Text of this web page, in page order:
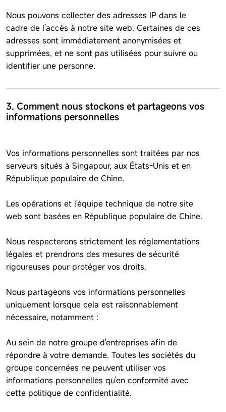
Nous pouvons collecter des adresses IP dans le
cadre de l'accès à notre site web. Certaines de ces
adresses sont immédiatement anonymisées et
supprimées, et ne sont pas utilisées pour suivre ou
identifier une personne.
3. Comment nous stockons et partageons vos
informations personnelles
Vos informations personnelles sont traitées par nos
serveurs situés à Singapour, aux États-Unis et en
République populaire de Chine.
Les opérations et l'équipe technique de notre site
web sont basées en République populaire de Chine.
Nous respecterons strictement les réglementations
légales et prendrons des mesures de sécurité
rigoureuses pour protéger vos droits.
Nous partageons vos informations personnelles
uniquement lorsque cela est raisonnablement
nécessaire, notamment :
Au sein de notre groupe d'entreprises afin de
répondre à votre demande. Toutes les sociétés du
groupe concernées ne peuvent utiliser vos
informations personnelles qu'en conformité avec
cette politique de confidentialité.